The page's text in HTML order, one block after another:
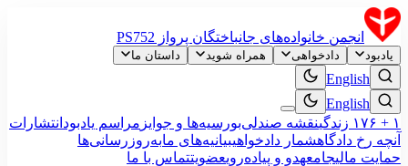
انجمن خانواده‌های جانباختگان پرواز PS752
یادبود دادخواهی همراه شوید داستان ما
English
English
۱ + ۱۷۶ زندگی
نقشه صندلی‌بورسیه‌ها و جوایز مراسم یادبود انتشارات
آنچه رخ دادگاهشمار دادخواهیبیانیه‌های مابه‌روزرسانی‌ها
حمایت مالیجامعهدو و پیاده‌رویعضویتتماس با ما